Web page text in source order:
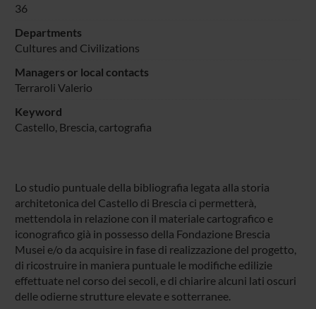
36
Departments
Cultures and Civilizations
Managers or local contacts
Terraroli Valerio
Keyword
Castello, Brescia, cartografia
Lo studio puntuale della bibliografia legata alla storia
architetonica del Castello di Brescia ci permetterà,
mettendola in relazione con il materiale cartografico e
iconografico già in possesso della Fondazione Brescia
Musei e/o da acquisire in fase di realizzazione del progetto,
di ricostruire in maniera puntuale le modifiche edilizie
effettuate nel corso dei secoli, e di chiarire alcuni lati oscuri
delle odierne strutture elevate e sotterranee.